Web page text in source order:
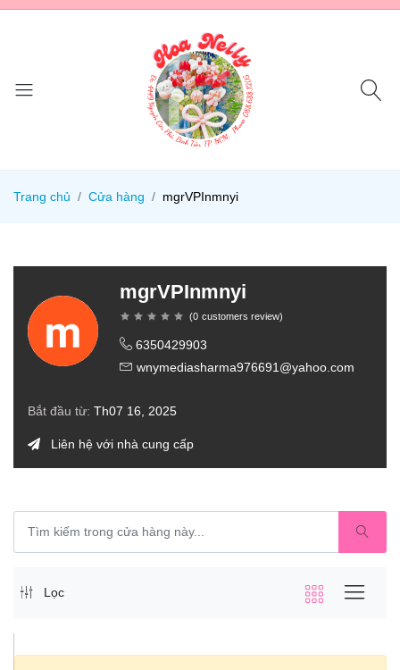
Trang chủ Cửa hàng mgrVPInmnyi
mgrVPInmnyi
(0 customers review)
6350429903
wnymediasharma976691@yahoo.com
Bắt đầu từ: Th07 16, 2025
Liên hệ với nhà cung cấp
Lọc